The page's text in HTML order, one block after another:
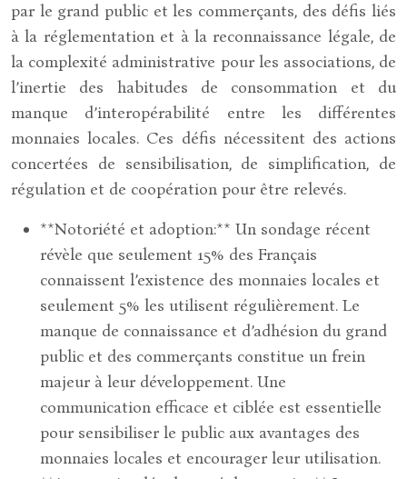
par le grand public et les commerçants, des défis liés
à la réglementation et à la reconnaissance légale, de
la complexité administrative pour les associations, de
l’inertie des habitudes de consommation et du
manque d’interopérabilité entre les différentes
monnaies locales. Ces défis nécessitent des actions
concertées de sensibilisation, de simplification, de
régulation et de coopération pour être relevés.
**Notoriété et adoption:** Un sondage récent
révèle que seulement 15% des Français
connaissent l’existence des monnaies locales et
seulement 5% les utilisent régulièrement. Le
manque de connaissance et d’adhésion du grand
public et des commerçants constitue un frein
majeur à leur développement. Une
communication efficace et ciblée est essentielle
pour sensibiliser le public aux avantages des
monnaies locales et encourager leur utilisation.